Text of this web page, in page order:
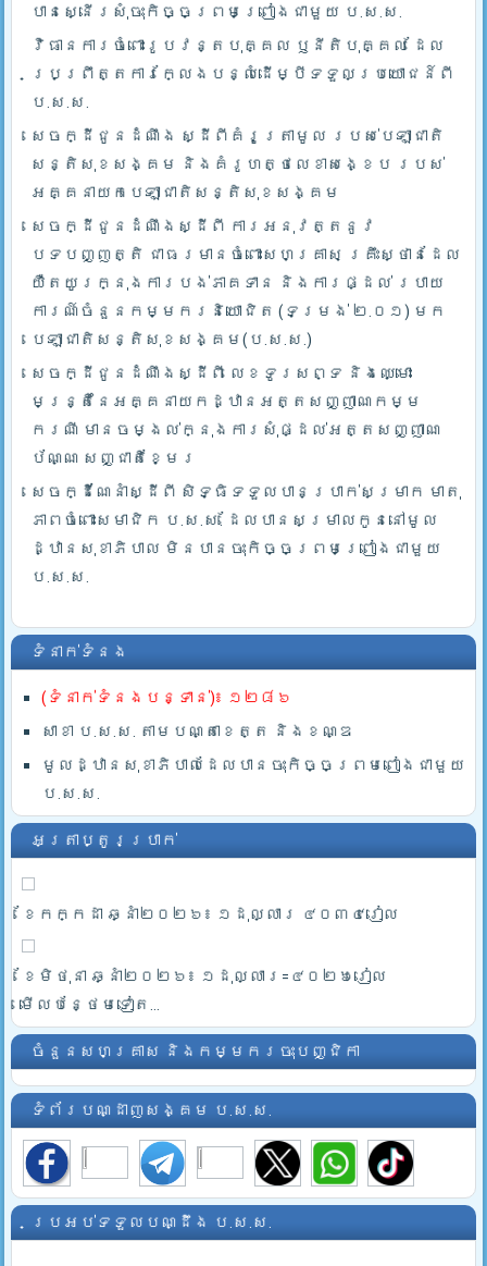
បានស្នើរសុំចុះកិច្ចព្រមព្រៀងជាមួយ ប.ស.ស.
វិធានការចំពោះរូបវន្តបុគ្គល ឫនីតិបុគ្គល ដែល
ប្រព្រឹត្តការក្លែងបន្លំដើម្បីទទួលប្រយោជន៍ពី
ប.ស.ស.
សេចក្ដីជូនដំណឹង ស្ដីពីគំរូត្រាមូល របស់បេឡាជាតិ
សន្តិសុខសង្គម និងគំរូហត្ថលេខាសង្ខេប របស់
អគ្គនាយកបេឡាជាតិសន្តិសុខសង្គម
សេចក្ដីជូនដំណឹងស្ដីពី ការអនុវត្តនូវ
បទបញ្ញត្តិ ជាធរមានចំពោះសហគ្រាស គ្រឹះស្ថានដែល
យឺតយូរក្នុងការបង់ភាគទាន និងការផ្ដល់ របាយ
ការណ៍ចំនួនកម្មករនិយោជិត (ទម្រង់ ២.០១) មក
បេឡាជាតិសន្តិសុខសង្គម(ប.ស.ស.)
សេចក្ដីជូនដំណឹងស្ដីពី លេខទូរសព្ទ និងឈ្មោះ
មន្រ្តីនៃអគ្គនាយកដ្ឋានអត្តសញ្ញាណកម្ម
ករណី មានចម្ងល់ក្នុងការសុំផ្ដល់អត្តសញ្ញាណ
ប័ណ្ណ សញ្ជាតិខ្មែរ
សេចក្ដីណែនាំស្ដីពី សិទ្ធិទទួលបានប្រាក់សម្រាក មាតុ
ភាពចំពោះសមាជិក ប.ស.ស. ដែលបានសម្រាលកូននៅមូល
ដ្ឋានសុខាភិបាល មិនបានចុះកិច្ចព្រមព្រៀងជាមួយ
ប.ស.ស.
ទំនាក់ទំនង
(ទំនាក់ទំនងបន្ទាន់)៖ ១២៨៦
សាខា ប.ស.ស. តាមបណ្តាខេត្ត និងខណ្ឌ
មូលដ្ឋានសុខាភិបាលដែលបានចុះកិច្ចព្រមពៀងជាមួយ
ប.ស.ស.
អត្រាប្តូរប្រាក់
ខែកក្កដា ឆ្នាំ២០២៦៖ ១ដុល្លារ ៤០៣៤រៀល
ខែមិថុនា ឆ្នាំ២០២៦៖ ១ដុល្លារ=៤០២៦រៀល
មើលបន្ថែមទៀត...
ចំនួនសហគ្រាស និងកម្មករចុះបញ្ជិកា
ទំព័របណ្ដាញសង្គម ប.ស.ស.
ប្រអប់ទទួលបណ្ដឹង ប.ស.ស.